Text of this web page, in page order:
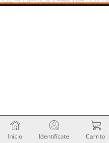
Inicio Identifícate Carrito